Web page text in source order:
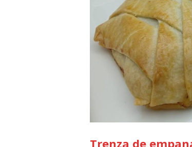
Trenza de